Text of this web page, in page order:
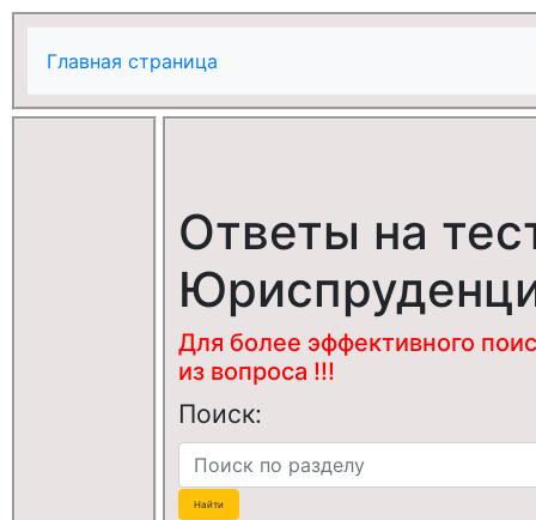
Главная страница
Ответы на
Для более эффективного
из вопроса !!!
Поиск: